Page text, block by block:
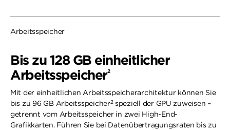
Arbeitsspeicher
Bis zu 128 GB einheitlicher
Arbeitsspeicher2
Mit der einheitlichen Arbeitsspeicherarchitektur können Sie
bis zu 96 GB Arbeitsspeicher2speziell der GPU zuweisen –
getrennt vom Arbeitsspeicher in zwei High-End-
Grafikkarten. Führen Sie bei Datenübertragungsraten bis zu